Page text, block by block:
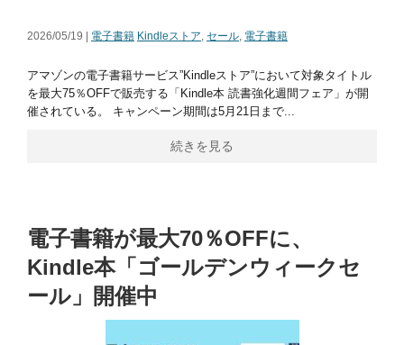
2026/05/19 | 電子書籍 Kindleストア, セール, 電子書籍
アマゾンの電子書籍サービス”Kindleストア”において対象タイトル
を最大75％OFFで販売する「Kindle本 読書強化週間フェア」が開
催されている。 キャンペーン期間は5月21日まで...
続きを見る
電子書籍が最大70％OFFに、
Kindle本「ゴールデンウィークセ
ール」開催中